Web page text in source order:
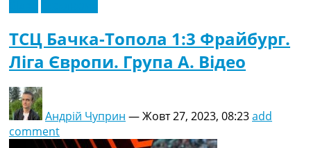
ТСЦ Бачка-Топола 1:3 Фрайбург.
Ліга Європи. Група A. Відео
Андрій Чуприн —Жовт 27, 2023, 08:23add
comment